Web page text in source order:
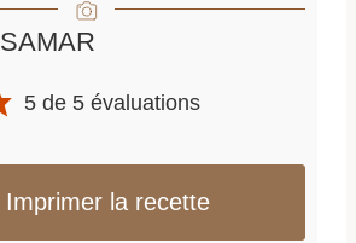
SAMAR
5 de 5 évaluations
Imprimer la recette